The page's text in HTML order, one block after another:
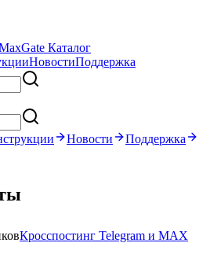
Каталог
НовостиПоддержка
Новости
Поддержка
Кросспостинг Telegram и MAX